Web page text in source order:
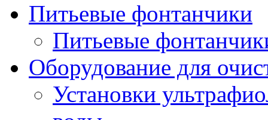
Питьевые фонтанчики
Питьевые
Оборудование для
Установки